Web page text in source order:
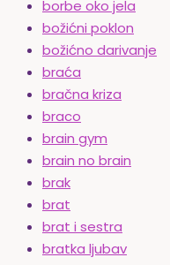
borbe oko jela
božićni poklon
božićno darivanje
braća
bračna kriza
braco
brain gym
brain no brain
brak
brat
brat i sestra
bratka ljubav